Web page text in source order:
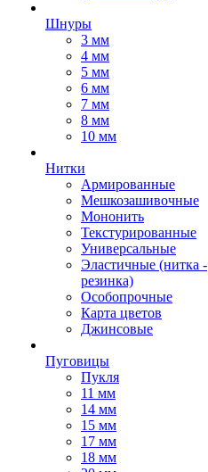
Шнуры
3 мм
4 мм
5 мм
6 мм
7 мм
8 мм
10 мм
Нитки
Армированные
Мешкозашивочные
Мононить
Текстурированные
Универсальные
Эластичные (нитка -
резинка)
Особопрочные
Карта цветов
Джинсовые
Пуговицы
Пукля
11 мм
14 мм
15 мм
17 мм
18 мм